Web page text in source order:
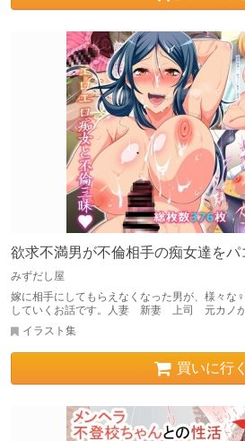
欲求不満男が不倫相手の痴女達を
みずだし屋
嫁に相手にしてもらえなくなった男が、様々な
していくお話です。人妻 新妻 上司 元カノ
イラスト集
買いに行く